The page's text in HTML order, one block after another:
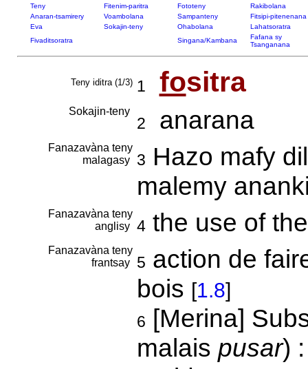
Teny Fitenim-paritra Fototeny
Rakibolana
Anaran-tsamirery
Voambolana Sampanteny
Fitsipi-pitenenana
Eva
Sokajin-teny Ohabolana
Lahatsoratra
Fivaditsoratra
Singana/Kambana
Fafana sy
Tsanganana
Teny iditra (1/3) 1 fositra
Sokajin-teny
2 anarana
Fanazavàna teny
malagasy
3 Hazo mafy
malemy
Fanazavàna teny
anglisy 4the use of
Fanazavàna teny
frantsay
5 action de
bois [1.8]
6 [Merina]
malais pusar)